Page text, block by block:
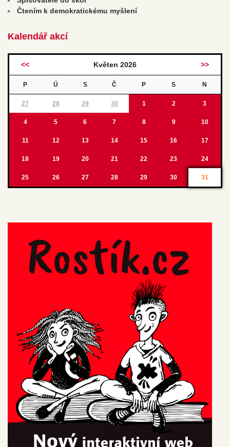
Čtením k demokratickému myšlení
Kalendář akcí
<< Květen 2026 >>
P Ú S Č P S N
27 28 29 30 1 2 3
4 5 6 7 8 9 10
11 12 13 14 15 16 17
18 19 20 21 22 23 24
25 26 27 28 29 30 31